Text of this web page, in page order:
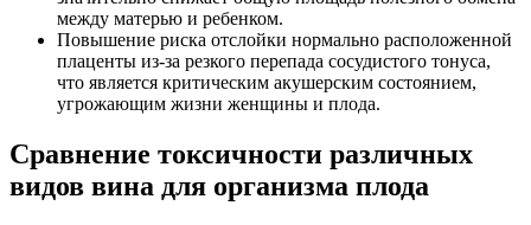
между матерью и ребенком.
Повышение риска отслойки нормально расположенной
плаценты из-за резкого перепада сосудистого тонуса,
что является критическим акушерским состоянием,
угрожающим жизни женщины и плода.
Сравнение токсичности различных
видов вина для организма плода